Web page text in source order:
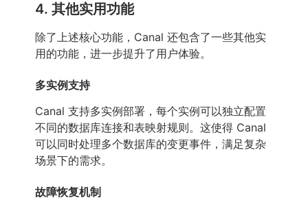
4. 其他实用功能
除了上述核心功能，Canal 还包含了一些其他实
用的功能，进一步提升了用户体验。
多实例支持
Canal 支持多实例部署，每个实例可以独立配置
不同的数据库连接和表映射规则。这使得 Canal
可以同时处理多个数据库的变更事件，满足复杂
场景下的需求。
故障恢复机制